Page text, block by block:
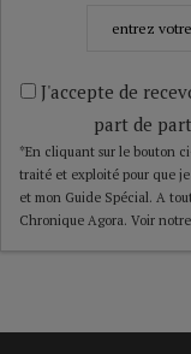
J'accepte de
part de
*En cliquant sur le bouton
traité et exploité pour que
et mon Guide Spécial. A
Chronique Agora. Voir notre